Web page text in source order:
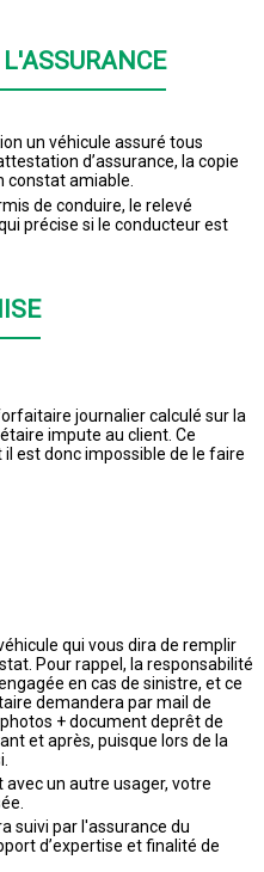
un véhicule assuré tous
d’assurance, la copie
constat amiable.
de conduire, le relevé
précise si le conducteur est
journalier calculé sur la
impute au client. Ce
est donc impossible de le faire
qui vous dira de remplir
Pour rappel, la responsabilité
en cas de sinistre, et ce
demandera par mail de
+ document deprêt de
et après, puisque lors de la
un autre usager, votre
suivi par l'assurance du
d’expertise et finalité de